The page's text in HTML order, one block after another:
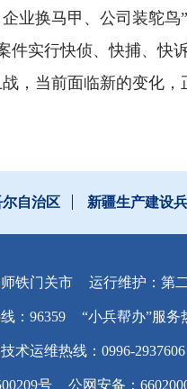
业换马甲、公司装鸵
件实行快侦、快捕、快
，当前面临新的变化
自治区 新疆生产建设
铁门关市 运行维护：第
：96359 “小兵帮办”服务
术运维热线：0996-2937606
号 公网安备：